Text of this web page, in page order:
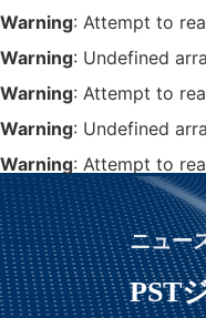
Warning: Attempt to
Warning: Undefined
Warning: Attempt to
Warning: Undefined
Warning: Attempt to
ニュー
PST